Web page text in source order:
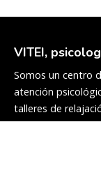
VITEI,
Somos un centro
atención
talleres de
cualificados y con